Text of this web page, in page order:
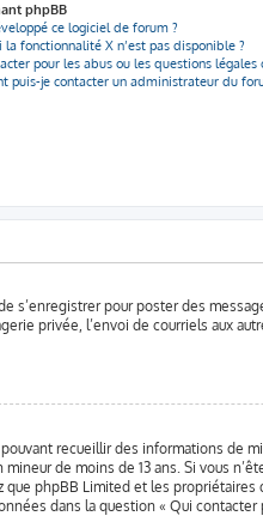
phpBB
ce logiciel de forum ?
la fonctionnalité X n’est pas disponible ?
pour les abus ou les questions légales
puis-je contacter un administrateur du
s’enregistrer pour poster des
privée, l’envoi de courriels aux
recueillir des informations de
de moins de 13 ans. Si vous
phpBB Limited et les
dans la question « Qui